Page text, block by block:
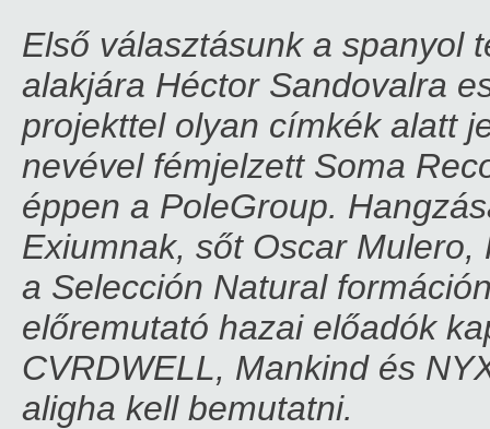
Első választásunk a spanyol
alakjára Héctor Sandovalra
projekttel olyan címkék alatt
nevével fémjelzett Soma
éppen a PoleGroup.
Exiumnak, sőt Oscar
a Selección Natural
előremutató hazai előadók
CVRDWELL, Mankind és
aligha kell bemutatni.